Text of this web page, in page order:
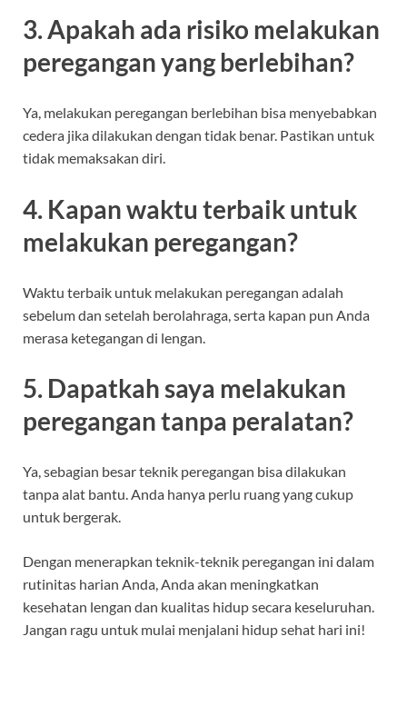
3. Apakah ada risiko melakukan
peregangan yang berlebihan?
Ya, melakukan peregangan berlebihan bisa menyebabkan
cedera jika dilakukan dengan tidak benar. Pastikan untuk
tidak memaksakan diri.
4. Kapan waktu terbaik untuk
melakukan peregangan?
Waktu terbaik untuk melakukan peregangan adalah
sebelum dan setelah berolahraga, serta kapan pun Anda
merasa ketegangan di lengan.
5. Dapatkah saya melakukan
peregangan tanpa peralatan?
Ya, sebagian besar teknik peregangan bisa dilakukan
tanpa alat bantu. Anda hanya perlu ruang yang cukup
untuk bergerak.
Dengan menerapkan teknik-teknik peregangan ini dalam
rutinitas harian Anda, Anda akan meningkatkan
kesehatan lengan dan kualitas hidup secara keseluruhan.
Jangan ragu untuk mulai menjalani hidup sehat hari ini!